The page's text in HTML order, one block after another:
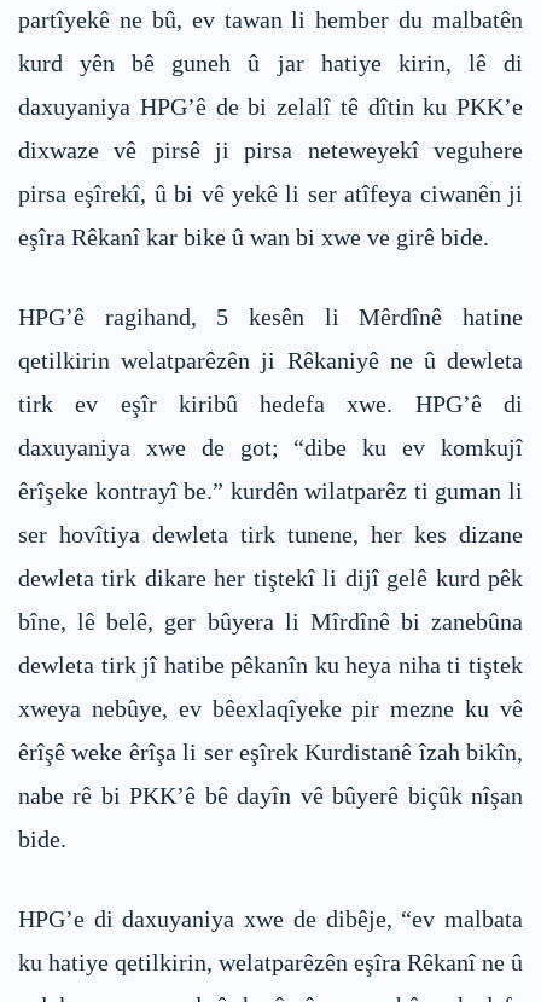
partîyekê ne bû, ev tawan li hember du malbatên
kurd yên bê guneh û jar hatiye kirin, lê di
daxuyaniya HPG’ê de bi zelalî tê dîtin ku PKK’e
dixwaze vê pirsê ji pirsa neteweyekî veguhere
pirsa eşîrekî, û bi vê yekê li ser atîfeya ciwanên ji
eşîra Rêkanî kar bike û wan bi xwe ve girê bide.
HPG’ê ragihand, 5 kesên li Mêrdînê hatine
qetilkirin welatparêzên ji Rêkaniyê ne û dewleta
tirk ev eşîr kiribû hedefa xwe. HPG’ê di
daxuyaniya xwe de got; “dibe ku ev komkujî
êrîşeke kontrayî be.” kurdên wilatparêz ti guman li
ser hovîtiya dewleta tirk tunene, her kes dizane
dewleta tirk dikare her tiştekî li dijî gelê kurd pêk
bîne, lê belê, ger bûyera li Mîrdînê bi zanebûna
dewleta tirk jî hatibe pêkanîn ku heya niha ti tiştek
xweya nebûye, ev bêexlaqîyeke pir mezne ku vê
êrîşê weke êrîşa li ser eşîrek Kurdistanê îzah bikîn,
nabe rê bi PKK’ê bê dayîn vê bûyerê biçûk nîşan
bide.
HPG’e di daxuyaniya xwe de dibêje, “ev malbata
ku hatiye qetilkirin, welatparêzên eşîra Rêkanî ne û